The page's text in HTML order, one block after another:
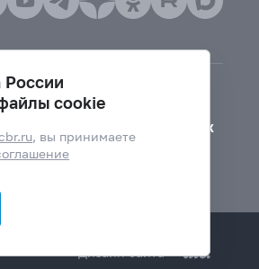
Версия для слабовидящих
Дизайн сайта —
России
cookie
, вы принимаете